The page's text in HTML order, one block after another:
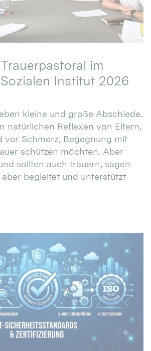
im
Institut 2026
kleine und große Abschiede.
natürlichen Reflexen von Eltern,
vor Schmerz, Begegnung mit
schützen möchten. Aber
sollten auch trauern, sagen
begleitet und unterstützt